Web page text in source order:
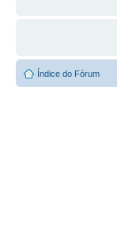
Índice do Fórum